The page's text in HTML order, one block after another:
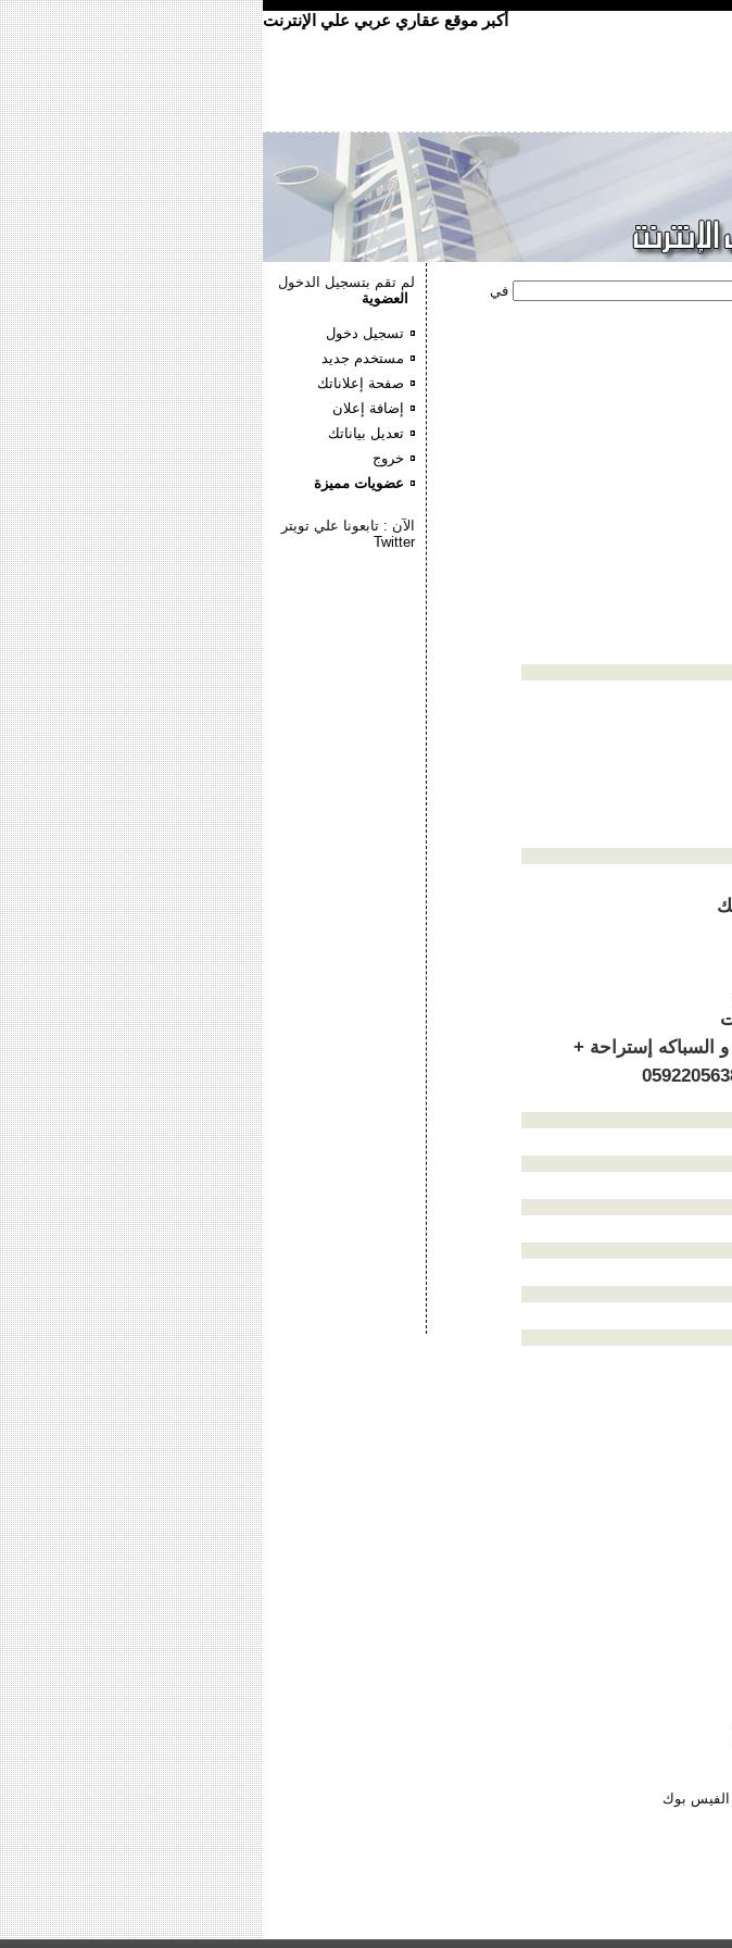
أكبر موقع عقاري عربي علي الإنترنت
لم تقم بتسجيل الدخول
العضوية
تسجيل دخول
مستخدم جديد
صفحة إعلاناتك
إضافة إعلان
تعديل بياناتك
خروج
عضويات مميزة
الآن : تابعونا علي تويتر
Twitter
في
و السباكه إستراحة +
الفيس بوك